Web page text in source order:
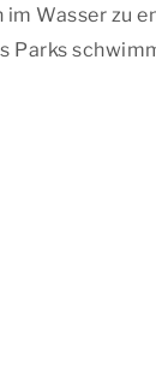
Wasser zu
Parks